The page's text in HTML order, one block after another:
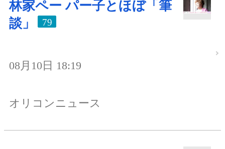
林家ペー パー子とほぼ「筆
談」
79
08月10日 18:19
オリコンニュース